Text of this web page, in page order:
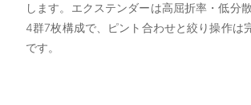
します。エクステンダーは高屈折率・低分
4群7枚構成で、ピント合わせと絞り操作は
です。